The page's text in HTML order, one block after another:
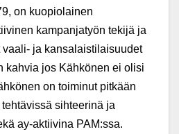
on kuopiolainen
kampanjatyön tekijä ja
ja kansalaistilaisuudet
kahvia jos Kähkönen ei olisi
on toiminut pitkään
sihteerinä ja
ay-aktiivina PAM:ssa.